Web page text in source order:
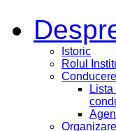
Istoric
Rolul
Conducere
Organizare